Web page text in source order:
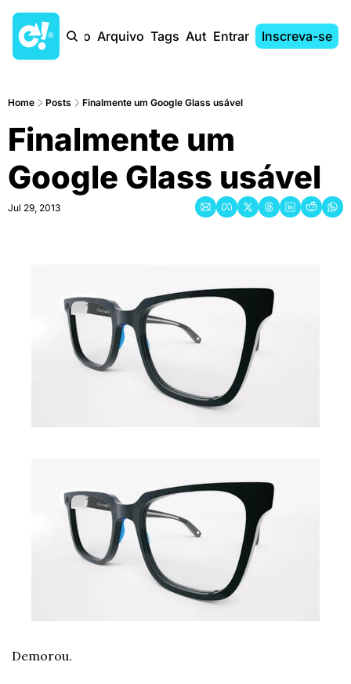
Início Arquivo Tags AutoresEntrar Inscreva-se
Home Posts Finalmente um Google Glass usável
Finalmente um
Google Glass usável
Jul 29, 2013
Demorou.